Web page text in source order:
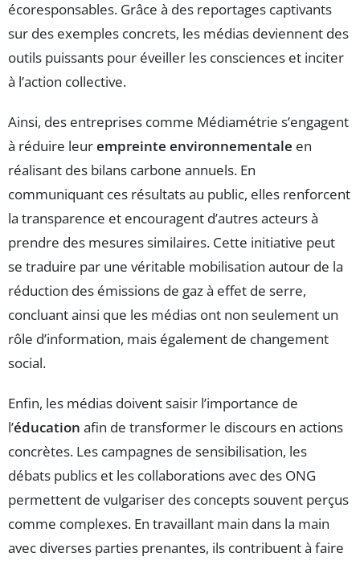
écoresponsables. Grâce à des reportages captivants
sur des exemples concrets, les médias deviennent des
outils puissants pour éveiller les consciences et inciter
à l’action collective.
Ainsi, des entreprises comme Médiamétrie s’engagent
à réduire leurempreinte environnementale en
réalisant des bilans carbone annuels. En
communiquant ces résultats au public, elles renforcent
la transparence et encouragent d’autres acteurs à
prendre des mesures similaires. Cette initiative peut
se traduire par une véritable mobilisation autour de la
réduction des émissions de gaz à effet de serre,
concluant ainsi que les médias ont non seulement un
rôle d’information, mais également de changement
social.
Enfin, les médias doivent saisir l’importance de
l’éducation afin de transformer le discours en actions
concrètes. Les campagnes de sensibilisation, les
débats publics et les collaborations avec des ONG
permettent de vulgariser des concepts souvent perçus
comme complexes. En travaillant main dans la main
avec diverses parties prenantes, ils contribuent à faire